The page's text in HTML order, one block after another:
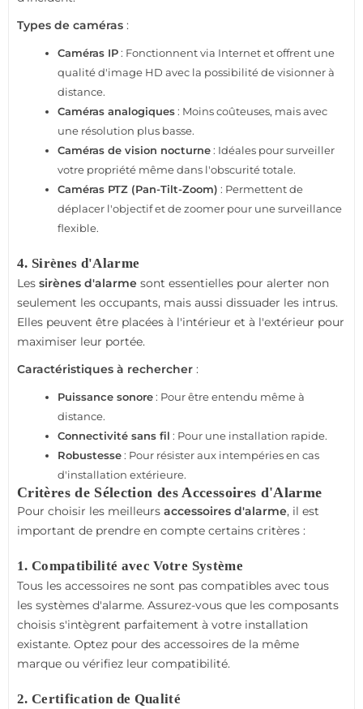
Types de caméras :
Caméras IP: Fonctionnent via Internet et offrent une
qualité d'image HD avec la possibilité de visionner à
distance.
Caméras analogiques: Moins coûteuses, mais avec
une résolution plus basse.
Caméras de vision nocturne: Idéales pour surveiller
votre propriété même dans l'obscurité totale.
Caméras PTZ (Pan-Tilt-Zoom) : Permettent de
déplacer l'objectif et de zoomer pour une surveillance
flexible.
4. Sirènes d'Alarme
Les sirènes d'alarme sont essentielles pour alerter non
seulement les occupants, mais aussi dissuader les intrus.
Elles peuvent être placées à l'intérieur et à l'extérieur pour
maximiser leur portée.
Caractéristiques à rechercher :
Puissance sonore: Pour être entendu même à
distance.
Connectivité sans fil : Pour une installation rapide.
Robustesse: Pour résister aux intempéries en cas
d'installation extérieure.
Critères de Sélection des Accessoires d'Alarme
Pour choisir les meilleurs accessoires d'alarme, il est
important de prendre en compte certains critères :
1. Compatibilité avec Votre Système
Tous les accessoires ne sont pas compatibles avec tous
les systèmes d'alarme. Assurez-vous que les composants
choisis s'intègrent parfaitement à votre installation
existante. Optez pour des accessoires de la même
marque ou vérifiez leur compatibilité.
2. Certification de Qualité